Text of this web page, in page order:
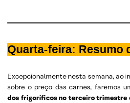
Quarta-feira: Resumo
Excepcionalmente nesta semana, ao
sobre o preço das carnes, faremos
dos frigoríficos no terceiro trimestre